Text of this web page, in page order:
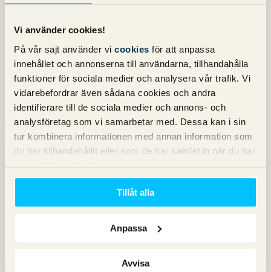
Vi använder cookies!
På vår sajt använder vi cookies för att anpassa
innehållet och annonserna till användarna, tillhandahålla
funktioner för sociala medier och analysera vår trafik. Vi
vidarebefordrar även sådana cookies och andra
identifierare till de sociala medier och annons- och
analysföretag som vi samarbetar med. Dessa kan i sin
tur kombinera informationen med annan information som
du har tillhandahållit eller som de har samlat in när du har
Tillåt alla
Anpassa
Avvisa
varit en efterlängtad funktion som visat sig fungerat väldigt
bra produktbilder för att maximera dina resultat.
Mest lästa posterna om SoMe
2016
Guide – Automatiska regler på Facebook
5 Tips för att lyckas med Facebook-annonsering
Hur effektiv är din Instagram och Facebook-annonsering?
Annonser i Facebook Messenger
Vi på Pineberry lämnar 2016 bakom oss och spänner blicken
framåt mot nya höjder under 2017!
Nicklas Krus
Senior Paid Social Specialist